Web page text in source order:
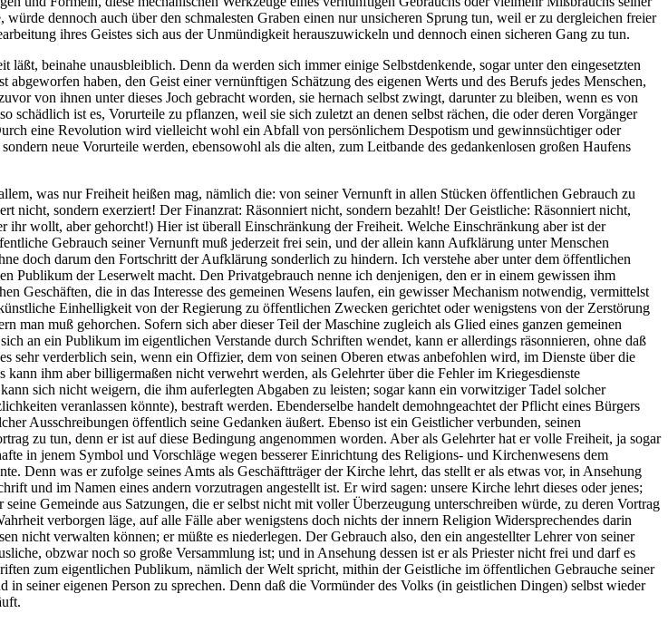
dennoch auch über den schmalesten Graben einen nur unsicheren Sprung tun, weil er zu dergleichen freier
ihres Geistes sich aus der Unmündigkeit herauszuwickeln und dennoch einen sicheren Gang zu tun.
beinahe unausbleiblich. Denn da werden sich immer einige Selbstdenkende, sogar unter den eingesetzten
haben, den Geist einer vernünftigen Schätzung des eigenen Werts und des Berufs jedes Menschen,
von ihnen unter dieses Joch gebracht worden, sie hernach selbst zwingt, darunter zu bleiben, wenn es von
ist es, Vorurteile zu pflanzen, weil sie sich zuletzt an denen selbst rächen, die oder deren Vorgänger
eine Revolution wird vielleicht wohl ein Abfall von persönlichem Despotism und gewinnsüchtiger oder
neue Vorurteile werden, ebensowohl als die alten, zum Leitbande des gedankenlosen großen Haufens
was nur Freiheit heißen mag, nämlich die: von seiner Vernunft in allen Stücken öffentlichen Gebrauch zu
nicht, sondern exerziert! Der Finanzrat: Räsonniert nicht, sondern bezahlt! Der Geistliche: Räsonniert nicht,
wollt, aber gehorcht!) Hier ist überall Einschränkung der Freiheit. Welche Einschränkung aber ist der
Gebrauch seiner Vernunft muß jederzeit frei sein, und der allein kann Aufklärung unter Menschen
doch darum den Fortschritt der Aufklärung sonderlich zu hindern. Ich verstehe aber unter dem öffentlichen
Publikum der Leserwelt macht. Den Privatgebrauch nenne ich denjenigen, den er in einem gewissen ihm
Geschäften, die in das Interesse des gemeinen Wesens laufen, ein gewisser Mechanism notwendig, vermittelst
Einhelligkeit von der Regierung zu öffentlichen Zwecken gerichtet oder wenigstens von der Zerstörung
man muß gehorchen. Sofern sich aber dieser Teil der Maschine zugleich als Glied eines ganzen gemeinen
an ein Publikum im eigentlichen Verstande durch Schriften wendet, kann er allerdings räsonnieren, ohne daß
sehr verderblich sein, wenn ein Offizier, dem von seinen Oberen etwas anbefohlen wird, im Dienste über die
ihm aber billigermaßen nicht verwehrt werden, als Gelehrter über die Fehler im Kriegesdienste
sich nicht weigern, die ihm auferlegten Abgaben zu leisten; sogar kann ein vorwitziger Tadel solcher
veranlassen könnte), bestraft werden. Ebenderselbe handelt demohngeachtet der Pflicht eines Bürgers
Ausschreibungen öffentlich seine Gedanken äußert. Ebenso ist ein Geistlicher verbunden, seinen
zu tun, denn er ist auf diese Bedingung angenommen worden. Aber als Gelehrter hat er volle Freiheit, ja sogar
in jenem Symbol und Vorschläge wegen besserer Einrichtung des Religions- und Kirchenwesens dem
Denn was er zufolge seines Amts als Geschäftträger der Kirche lehrt, das stellt er als etwas vor, in Ansehung
und im Namen eines andern vorzutragen angestellt ist. Er wird sagen: unsere Kirche lehrt dieses oder jenes;
Gemeinde aus Satzungen, die er selbst nicht mit voller Überzeugung unterschreiben würde, zu deren Vortrag
verborgen läge, auf alle Fälle aber wenigstens doch nichts der innern Religion Widersprechendes darin
nicht verwalten können; er müßte es niederlegen. Der Gebrauch also, den ein angestellter Lehrer von seiner
obzwar noch so große Versammlung ist; und in Ansehung dessen ist er als Priester nicht frei und darf es
zum eigentlichen Publikum, nämlich der Welt spricht, mithin der Geistliche im öffentlichen Gebrauche seiner
seiner eigenen Person zu sprechen. Denn daß die Vormünder des Volks (in geistlichen Dingen) selbst wieder